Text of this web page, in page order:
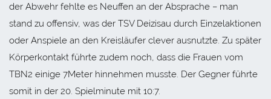
der Abwehr fehlte es Neuffen an der Absprache – man
stand zu offensiv, was der TSV Deizisau durch Einzelaktionen
oder Anspiele an den Kreisläufer clever ausnutzte. Zu später
Körperkontakt führte zudem noch, dass die Frauen vom
TBN2 einige 7Meter hinnehmen musste. Der Gegner führte
somit in der 20. Spielminute mit 10:7.